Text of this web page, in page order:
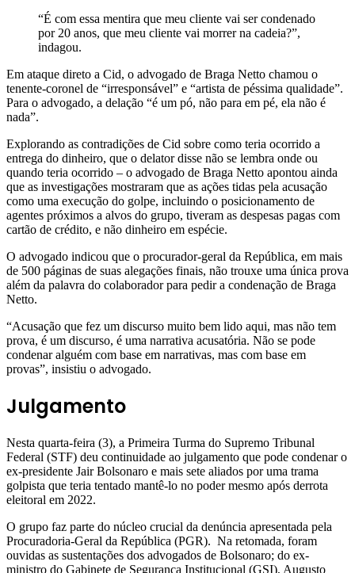
“É com essa mentira que meu cliente vai ser condenado
por 20 anos, que meu cliente vai morrer na cadeia?”,
indagou.
Em ataque direto a Cid, o advogado de Braga Netto chamou o
tenente-coronel de “irresponsável” e “artista de péssima qualidade”.
Para o advogado, a delação “é um pó, não para em pé, ela não é
nada”.
Explorando as contradições de Cid sobre como teria ocorrido a
entrega do dinheiro, que o delator disse não se lembra onde ou
quando teria ocorrido – o advogado de Braga Netto apontou ainda
que as investigações mostraram que as ações tidas pela acusação
como uma execução do golpe, incluindo o posicionamento de
agentes próximos a alvos do grupo, tiveram as despesas pagas com
cartão de crédito, e não dinheiro em espécie.
O advogado indicou que o procurador-geral da República, em mais
de 500 páginas de suas alegações finais, não trouxe uma única prova
além da palavra do colaborador para pedir a condenação de Braga
Netto.
“Acusação que fez um discurso muito bem lido aqui, mas não tem
prova, é um discurso, é uma narrativa acusatória. Não se pode
condenar alguém com base em narrativas, mas com base em
provas”, insistiu o advogado.
Julgamento
Nesta quarta-feira (3), a Primeira Turma do Supremo Tribunal
Federal (STF) deu continuidade ao julgamento que pode condenar o
ex-presidente Jair Bolsonaro e mais sete aliados por uma trama
golpista que teria tentado mantê-lo no poder mesmo após derrota
eleitoral em 2022.
O grupo faz parte do núcleo crucial da denúncia apresentada pela
Procuradoria-Geral da República (PGR). Na retomada, foram
ouvidas as sustentações dos advogados de Bolsonaro; do ex-
ministro do Gabinete de Segurança Institucional (GSI), Augusto